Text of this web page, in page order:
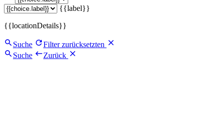
{{label}}
{{locationDetails}}
Suche
Filter zurücksetzten
Suche
Zurück